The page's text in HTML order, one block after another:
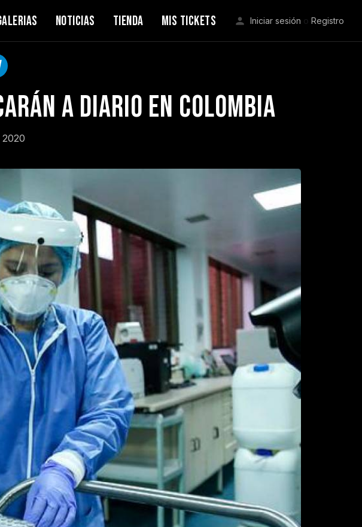
NOTICIAS TIENDA MIS TICKETS Iniciar sesión o Registro
a diario en Colombia
2020